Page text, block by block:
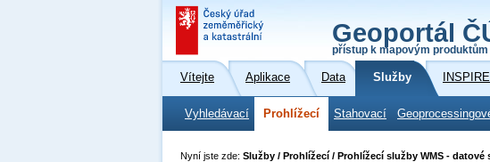
Geoportál
přístup k mapovým
Vítejte Aplikace Data Služby INSPIRE
Vyhledávací Prohlížecí Stahovací
Nyní jste zde: Služby / Prohlížecí / Prohlížecí služby WMS - datové